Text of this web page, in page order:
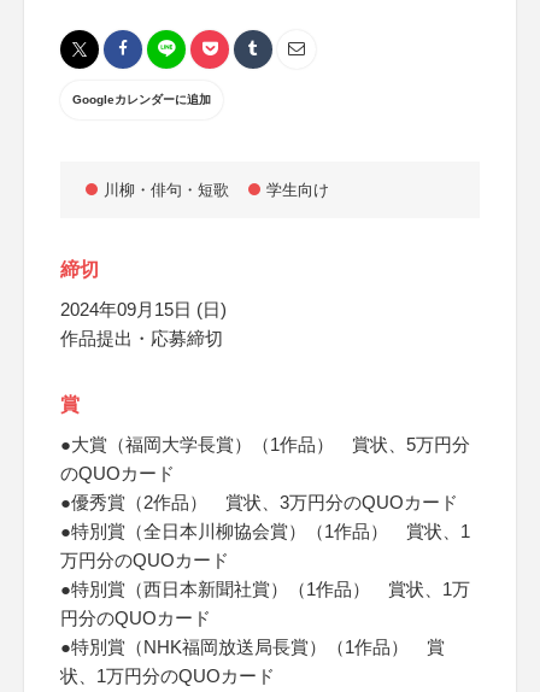
Googleカレンダーに追加
川柳・俳句・短歌 学生向け
締切
2024年09月15日 (日)
作品提出・応募締切
賞
●大賞（福岡大学長賞）（1作品） 賞状、5万円分
のQUOカード
●優秀賞（2作品） 賞状、3万円分のQUOカード
●特別賞（全日本川柳協会賞）（1作品） 賞状、1
万円分のQUOカード
●特別賞（西日本新聞社賞）（1作品） 賞状、1万
円分のQUOカード
●特別賞（NHK福岡放送局長賞）（1作品） 賞
状、1万円分のQUOカード